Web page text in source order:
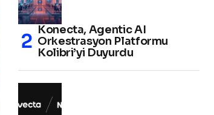
Konecta, Agentic AI
Orkestrasyon Platformu
Kolibri’yi Duyurdu